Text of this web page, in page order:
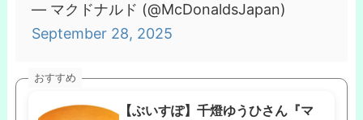
— マクドナルド (@McDonaldsJapan)
September 28, 2025
おすすめ
【ぶいすぽ】千燈ゆうひさん『マ